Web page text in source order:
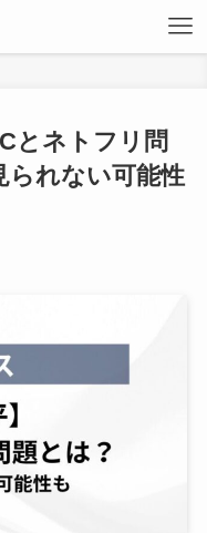
とネトフリ問
られない可能性